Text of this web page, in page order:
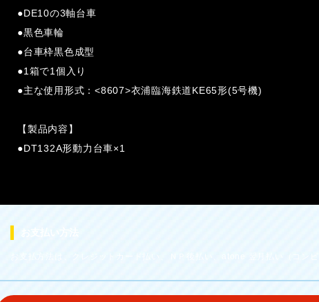
●DE10の3軸台車
●黒色車輪
●台車枠黒色成型
●1箱で1個入り
●主な使用形式：<8607>衣浦臨海鉄道KE65形(5号機)
【製品内容】
●DT132A形動力台車×1